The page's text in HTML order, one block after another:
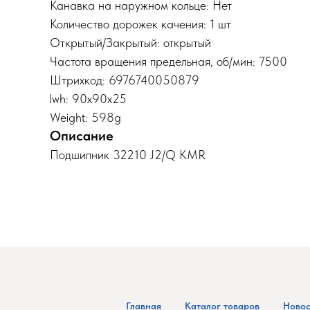
Канавка на наружном кольце: Нет
Количество дорожек качения: 1 шт
Открытый/Закрытый: открытый
Частота вращения предельная, об/мин: 7500
Штрихкод: 6976740050879
lwh: 90x90x25
Weight: 598g
Описание
Подшипник 32210 J2/Q KMR
Главная Каталог товаров